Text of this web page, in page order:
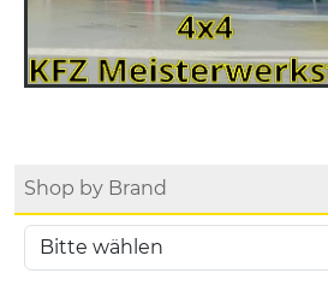
Shop by Brand